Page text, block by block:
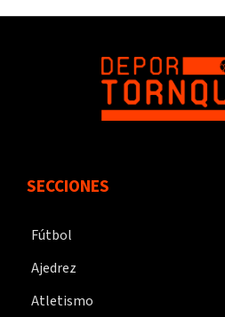
SECCIONES
Fútbol
Ajedrez
Atletismo